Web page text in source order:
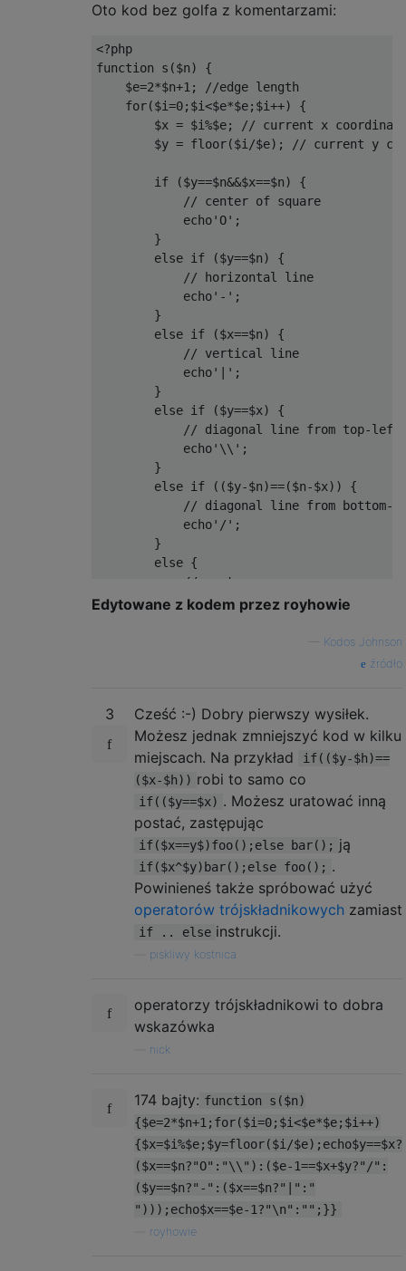
Oto kod bez golfa z komentarzami:
<?php
function s ($n)
{
    $e
=2*$n+1 ;
//edge length
for($i=0; $i<$e*$e; $i++)
{
        $x
= $i%$e;
// current x
        $y
= floor($i /$e); // current y
if ($y==$n&&$x==$n)
{
// center of square
            echo
'O' ;
}
else if ($y==$n)
{
// horizontal line
            echo
'-' ;
}
else if ($x==$n)
{
// vertical line
            echo
'|' ;
}
else if ($y==$x)
{
// diagonal line from top-left
            echo
'\\' ;
}
else if (($y-$n)==($n-$x))
{
// diagonal line from
            echo
'/' ;
}
else {
// empty space
            echo
' ';
// add new line for the end of
<pre>
php s 10 );
Edytowane z kodem przez royhowie
Kodos Johnson
źródło
3
Cześć :-) Dobry pierwszy wysiłek.
Możesz jednak zmniejszyć kod w kilku
miejscach. Na przykład
if(($y-$h)==
($x-$h)) robi to samo co
if(($y==$x) . Możesz uratować inną
postać, zastępując
if($x==y$)foo();else bar(); ją
if($x^$y)bar();else foo(); .
Powinieneś także spróbować użyć
operatorów trójskładnikowych zamiast
if .. else instrukcji.
piskliwy kostnica
operatorzy trójskładnikowi to dobra
wskazówka
nick
174 bajty: function s($n)
{$e=2*$n+1;for($i=0;$i<$e*$e;$i++)
{$x=$i%$e;$y=floor($i/$e);echo$y==$x?
($x==$n?"O":"\\"):($e-1==$x+$y?"/":
($y==$n?"-":($x==$n?"|":"
")));echo$x==$e-1?"\n":"";}}
royhowie